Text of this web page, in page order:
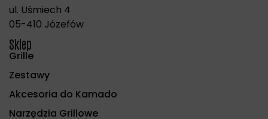
ul. Uśmiech 4
05-410 Józefów
Sklep
Grille
Zestawy
Akcesoria do Kamado
Narzędzia Grillowe